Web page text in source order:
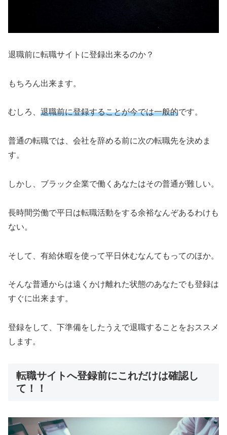
退職前に転職サイトに登録出来るのか？
もちろん出来ます。
むしろ、 退職前に登録することが今では一般的です。
普通の転職では、会社を辞める前に次の転職先を決めま
す。
しかし、ブラック企業で働くあなたはその普通が難しい。
長時間労働で平日は転職活動をする余裕なんぞあるわけも
ない。
そして、有給休暇を使って平日休むなんてもってのほか。
そんな普通からは遠くかけ離れた状態のあなたでも登録は
すぐに出来ます。
登録をして、下準備をしたうえで退職することをおススメ
します。
転職サイトへ登録前にこれだけは確認し
て！！